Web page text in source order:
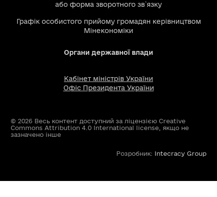
або форма зворотного зв`язку
Графік особистого прийому громадян керівництвом
Мінекономіки
Органи державної влади
Кабінет міністрів України
Офіс Президента України
© 2026 Весь контент доступний за ліцензією Creative
Commons Attribution 4.0 International license, якщо не
зазначено інше
Розробник: Intecracy Group